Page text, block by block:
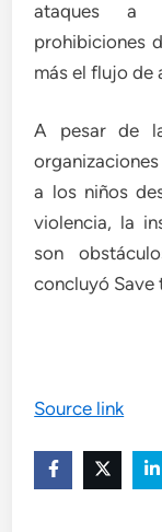
ataques a
prohibiciones
más el flujo de
A pesar de
a los niños
violencia, la
son
concluyó Save
Source link